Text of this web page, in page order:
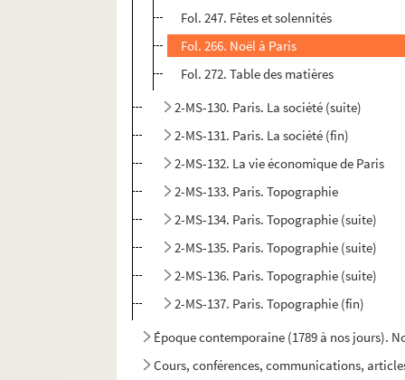
Fol. 247. Fêtes et solennités
Fol. 266. Noël à Paris
Fol. 272. Table des matières
2-MS-130. Paris. La société (suite)
2-MS-131. Paris. La société (fin)
2-MS-132. La vie économique de Paris
2-MS-133. Paris. Topographie
2-MS-134. Paris. Topographie (suite)
2-MS-135. Paris. Topographie (suite)
2-MS-136. Paris. Topographie (suite)
2-MS-137. Paris. Topographie (fin)
Époque contemporaine (1789 à nos jours).
Cours, conférences, communications,